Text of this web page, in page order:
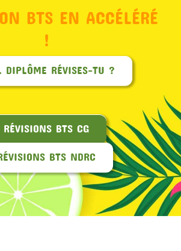
BTS EN ACCÉLÉRÉ
!
DIPLÔME RÉVISES-TU ?
RÉVISIONS BTS CG
BTS NDRC